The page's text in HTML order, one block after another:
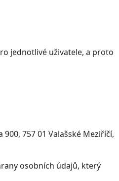
jednotlivé uživatele, a proto
757 01 Valašské Meziříčí,
osobních údajů, který